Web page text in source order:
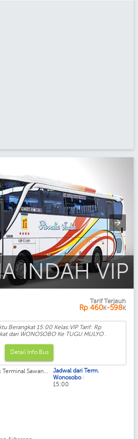
Executive
Tarif Terjauh
Rp 460K-598K
Berangkat 15:00 Kelas:VIP Tarif: Rp
dari WONOSOBO Ke TUGU MULYO .
Detail Info Bus
Sawan...
Jadwal dari Term.
Wonosobo :
15:00